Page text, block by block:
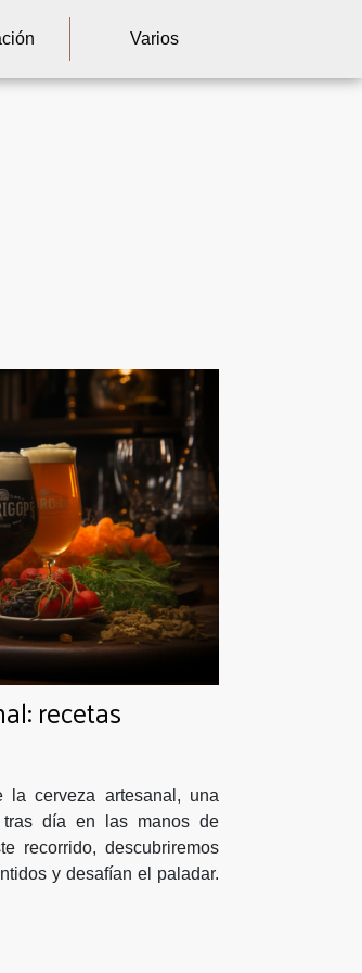
Varios
recetas
la cerveza artesanal, una
tras día en las manos de
recorrido, descubriremos
y desafían el paladar.